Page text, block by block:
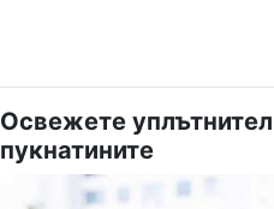
Освежете
пукнатините